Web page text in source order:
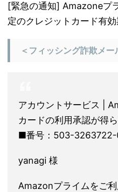
[緊急の通知] Amazoneプ
定のクレジットカード有
＜フィッシング詐欺メー
アカウントサービス |
カードの利用承認が得
■番号：503-
yanagi 様
Amazonプライムをご